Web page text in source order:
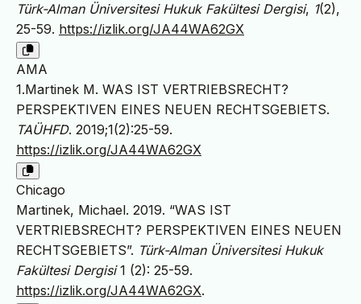
Türk-Alman Üniversitesi Hukuk Fakültesi Dergisi, 1(2),
25-59. https://izlik.org/JA44WA62GX
AMA
1.Martinek M. WAS IST VERTRIEBSRECHT?
PERSPEKTIVEN EINES NEUEN RECHTSGEBIETS.
TAÜHFD. 2019;1(2):25-59.
https://izlik.org/JA44WA62GX
Chicago
Martinek, Michael. 2019. “WAS IST
VERTRIEBSRECHT? PERSPEKTIVEN EINES NEUEN
RECHTSGEBIETS”. Türk-Alman Üniversitesi Hukuk
Fakültesi Dergisi1 (2): 25-59.
https://izlik.org/JA44WA62GX.